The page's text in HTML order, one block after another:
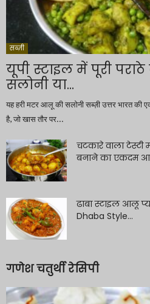
सब्ज़ी
यूपी स्टाइल में पूरी
सलोनी या...
यह हरी मटर आलू की सलोनी सब्ज़ी उत्तर भारत की
है, जो खास तौर पर...
चटकारे वाला टेस्टी
बनाने का एकदम
ढाबा स्टाइल आलू
Dhaba Style...
गणेश चतुर्थी रेसिपी